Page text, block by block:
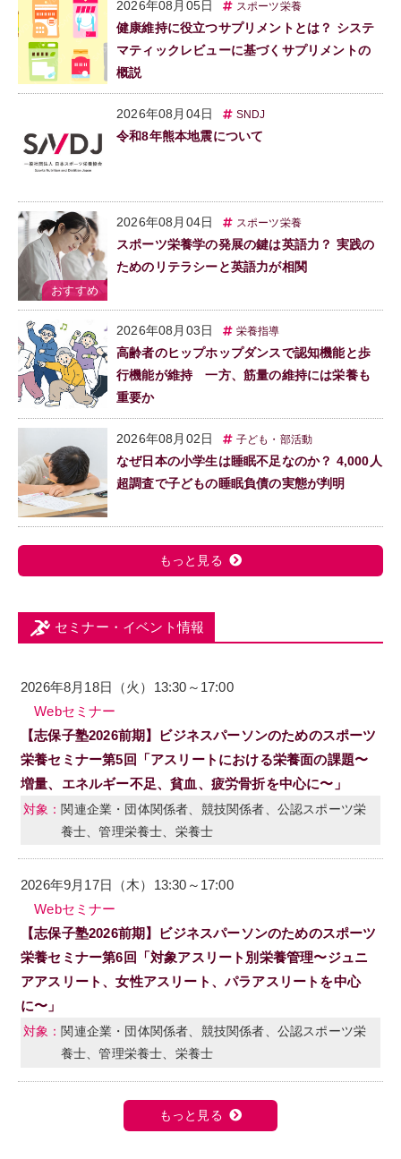
2026年08月05日 スポーツ栄養
健康維持に役立つサプリメントとは？ システ
マティックレビューに基づくサプリメントの
概説
2026年08月04日 SNDJ
令和8年熊本地震について
2026年08月04日 スポーツ栄養
スポーツ栄養学の発展の鍵は英語力？ 実践の
ためのリテラシーと英語力が相関
2026年08月03日 栄養指導
高齢者のヒップホップダンスで認知機能と歩
行機能が維持 一方、筋量の維持には栄養も
重要か
2026年08月02日 子ども・部活動
なぜ日本の小学生は睡眠不足なのか？ 4,000人
超調査で子どもの睡眠負債の実態が判明
もっと見る
セミナー・イベント情報
2026年8月18日（火）13:30～17:00
Webセミナー
【志保子塾2026前期】ビジネスパーソンのためのスポーツ
栄養セミナー第5回「アスリートにおける栄養面の課題〜
増量、エネルギー不足、貧血、疲労骨折を中心に〜」
関連企業・団体関係者、競技関係者、公認スポーツ栄
養士、管理栄養士、栄養士
2026年9月17日（木）13:30～17:00
Webセミナー
【志保子塾2026前期】ビジネスパーソンのためのスポーツ
栄養セミナー第6回「対象アスリート別栄養管理〜ジュニ
アアスリート、女性アスリート、パラアスリートを中心
に〜」
関連企業・団体関係者、競技関係者、公認スポーツ栄
養士、管理栄養士、栄養士
もっと見る